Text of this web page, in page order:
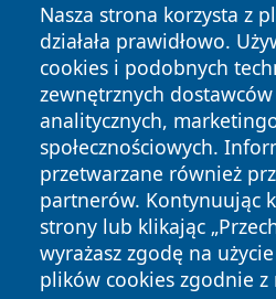
Nasza strona korzysta z
działała prawidłowo.
cookies i podobnych
zewnętrznych
analitycznych,
społecznościowych.
przetwarzane również
partnerów. Kontynuując
strony lub klikając
wyrażasz zgodę na
plików cookies zgodnie z
Copyright © 2026 wrotatarnowa.pl
zastrzeżone.
News Autorzy
Polityka